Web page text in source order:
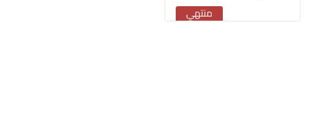
منتهي